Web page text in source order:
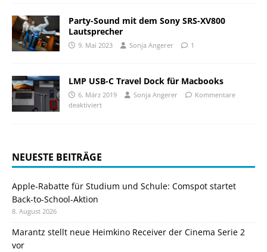
Party-Sound mit dem Sony SRS-XV800
Lautsprecher
9. Mai 2023 Sonja Angerer 1
LMP USB-C Travel Dock für Macbooks
6. März 2019 Sonja Angerer
Kommentare
deaktiviert
NEUESTE BEITRÄGE
Apple-Rabatte für Studium und Schule: Comspot startet
Back-to-School-Aktion
8. August 2026
Marantz stellt neue Heimkino Receiver der Cinema Serie 2
vor